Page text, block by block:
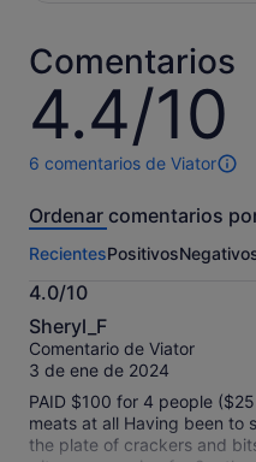
por
adulto
Comentarios
4.4/10
4.4
sobre
6 comentarios de Viator
6 comentarios
esta
Más
información
sobre
nuestros
comentarios
contrastados.
Ordenar comentarios
RecientesPositivos
4.0/10
4.0
sobre
10
Sheryl_F
Comentario de Viator
3 de ene de 2024
PAID $100 for 4 people
meats at all Having been to
the plate of crackers and